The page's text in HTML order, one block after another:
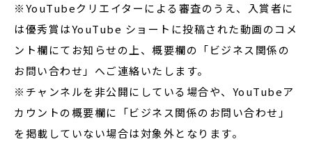
※YouTubeクリエイターによる審査のうえ、入賞者に
は優秀賞はYouTube ショートに投稿された動画のコメ
ント欄にてお知らせの上、概要欄の「ビジネス関係の
お問い合わせ」へご連絡いたします。
※チャンネルを非公開にしている場合や、YouTubeア
カウントの概要欄に「ビジネス関係のお問い合わせ」
を掲載していない場合は対象外となります。